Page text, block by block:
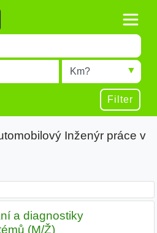
for results.
for results.
Radius
Filter
Inženýr práce v
a diagnostiky
(M/Ž)